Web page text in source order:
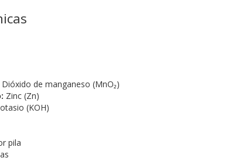
Dióxido de manganeso (MnO₂)
Zinc (Zn)
(KOH)
pila